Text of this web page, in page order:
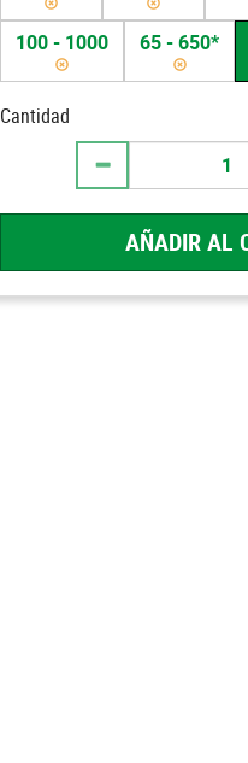
100 - 1000 65 - 650*
Cantidad
AÑADIR AL